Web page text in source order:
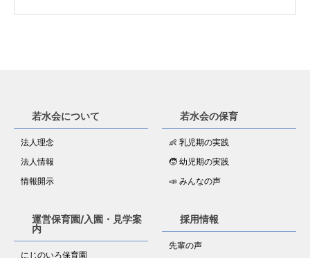
若水会について
法人理念
法人情報
情報開示
若水会の保育
👶 乳児期の実践
🧒 幼児期の実践
📣 みんなの声
運営保育園/入園・見学案
内
にじのいろ保育園
採用情報
先輩の声